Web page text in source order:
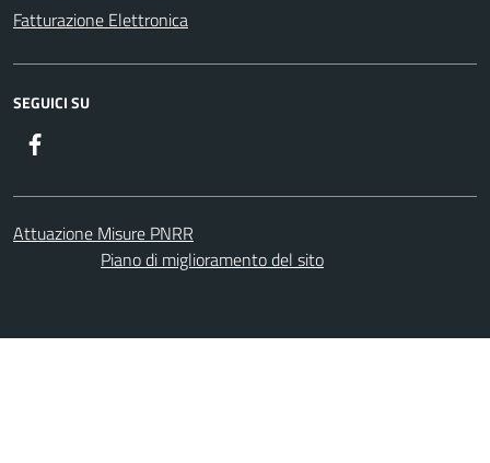
Fatturazione Elettronica
SEGUICI SU
Attuazione Misure PNRR
Piano di miglioramento del sito